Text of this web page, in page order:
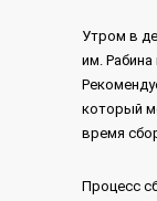
Утром в
им.
который
время
Процесс